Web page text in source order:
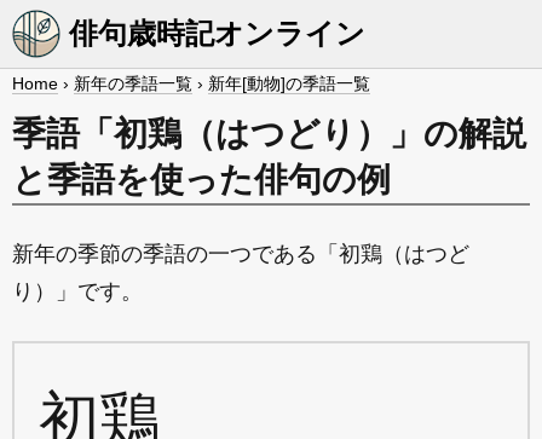
俳句歳時記オンライン
Home › 新年の季語一覧 › 新年[動物]の季語一覧
季語「初鶏（はつどり）」の解説
と季語を使った俳句の例
新年の季節の季語の一つである「初鶏（はつど
り）」です。
初鶏